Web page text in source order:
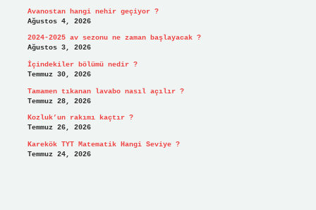
Avanostan hangi nehir geçiyor ?
Ağustos 4, 2026
2024-2025 av sezonu ne zaman başlayacak ?
Ağustos 3, 2026
İçindekiler bölümü nedir ?
Temmuz 30, 2026
Tamamen tıkanan lavabo nasıl açılır ?
Temmuz 28, 2026
Kozluk’un rakımı kaçtır ?
Temmuz 26, 2026
Karekök TYT Matematik Hangi Seviye ?
Temmuz 24, 2026